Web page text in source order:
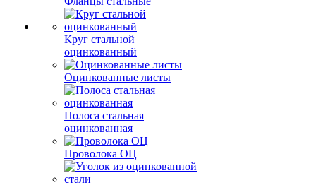
Круг стальной
оцинкованный
Оцинкованные листы
Полоса стальная
оцинкованная
Проволока ОЦ